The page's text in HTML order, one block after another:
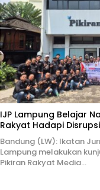
IJP Lampung Belajar
Rakyat Hadapi
Bandung (LW): Ikatan
Lampung melakukan
Pikiran Rakyat Media…